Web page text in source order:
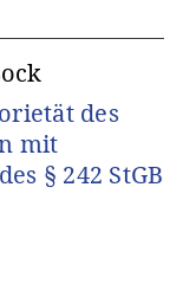
des
mit
§ 242 StGB